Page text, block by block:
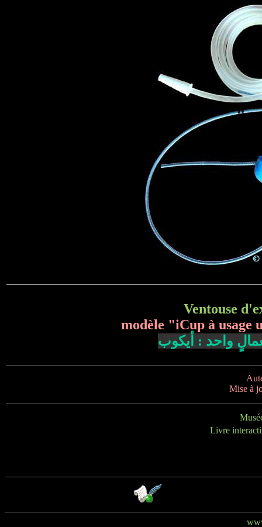
Ventouse
modèle "iCup à usage
واحد : أيكوب
Mise à
Livre